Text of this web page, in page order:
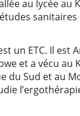
au lycée au
sanitaires
un ETC. Il est
et a vécu au
du Sud et au